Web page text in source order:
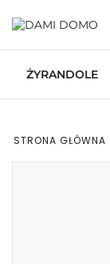
ŻYRANDOLE
STRONA GŁÓWNA